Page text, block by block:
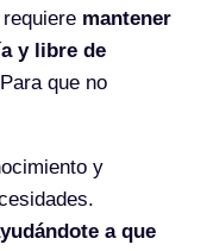
mantener
y libre de
que no
y
a que